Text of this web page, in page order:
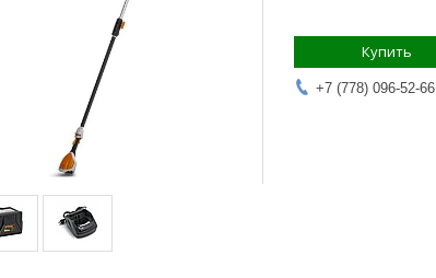
Купить
+7 (778) 096-52-66